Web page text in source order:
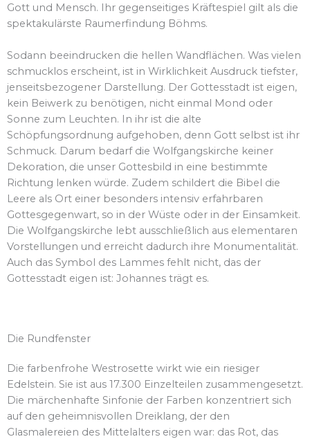
Gott und Mensch. Ihr gegenseitiges Kräftespiel gilt als die
spektakulärste Raumerfindung Böhms.
Sodann beeindrucken die hellen Wandflächen. Was vielen
schmucklos erscheint, ist in Wirklichkeit Ausdruck tiefster,
jenseitsbezogener Darstellung. Der Gottesstadt ist eigen,
kein Beiwerk zu benötigen, nicht einmal Mond oder
Sonne zum Leuchten. In ihr ist die alte
Schöpfungsordnung aufgehoben, denn Gott selbst ist ihr
Schmuck. Darum bedarf die Wolfgangskirche keiner
Dekoration, die unser Gottesbild in eine bestimmte
Richtung lenken würde. Zudem schildert die Bibel die
Leere als Ort einer besonders intensiv erfahrbaren
Gottesgegenwart, so in der Wüste oder in der Einsamkeit.
Die Wolfgangskirche lebt ausschließlich aus elementaren
Vorstellungen und erreicht dadurch ihre Monumentalität.
Auch das Symbol des Lammes fehlt nicht, das der
Gottesstadt eigen ist: Johannes trägt es.
Die Rundfenster
Die farbenfrohe Westrosette wirkt wie ein riesiger
Edelstein. Sie ist aus 17.300 Einzelteilen zusammengesetzt.
Die märchenhafte Sinfonie der Farben konzentriert sich
auf den geheimnisvollen Dreiklang, der den
Glasmalereien des Mittelalters eigen war: das Rot, das